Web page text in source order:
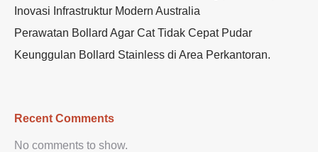
Inovasi Infrastruktur Modern Australia
Perawatan Bollard Agar Cat Tidak Cepat Pudar
Keunggulan Bollard Stainless di Area Perkantoran.
Recent Comments
No comments to show.